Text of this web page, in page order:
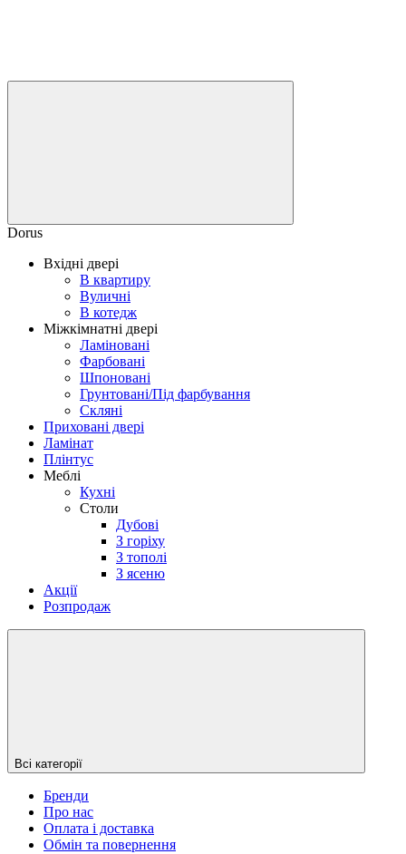
Dorus
Вхідні двері
В квартиру
Вуличні
В котедж
Міжкімнатні двері
Ламіновані
Фарбовані
Шпоновані
Грунтовані/Під фарбування
Скляні
Приховані двері
Ламінат
Плінтус
Меблі
Кухні
Столи
Дубові
З горіху
З тополі
З ясеню
Акції
Розпродаж
Всі категорії
Бренди
Про нас
Оплата і доставка
Обмін та повернення